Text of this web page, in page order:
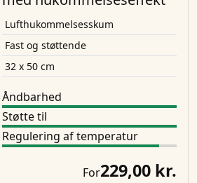
Lufthukommelsesskum
Fast og støttende
32 x 50 cm
Åndbarhed
Støtte til
Regulering af temperatur
For229,00 kr.